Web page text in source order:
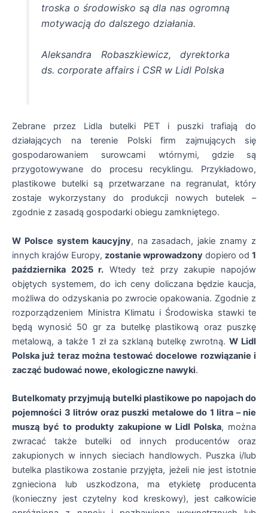
troska o środowisko są dla nas ogromną
motywacją do dalszego działania.
Aleksandra Robaszkiewicz, dyrektorka
ds. corporate affairs i CSR w Lidl Polska
Zebrane przez Lidla butelki PET i puszki trafiają do
działających na terenie Polski firm zajmujących się
gospodarowaniem surowcami wtórnymi, gdzie są
przygotowywane do procesu recyklingu. Przykładowo,
plastikowe butelki są przetwarzane na regranulat, który
zostaje wykorzystany do produkcji nowych butelek –
zgodnie z zasadą gospodarki obiegu zamkniętego.
W Polsce system kaucyjny, na zasadach, jakie znamy z
innych krajów Europy, zostanie wprowadzony dopiero od 1
października 2025 r. Wtedy też przy zakupie napojów
objętych systemem, do ich ceny doliczana będzie kaucja,
możliwa do odzyskania po zwrocie opakowania. Zgodnie z
rozporządzeniem Ministra Klimatu i Środowiska stawki te
będą wynosić 50 gr za butelkę plastikową oraz puszkę
metalową, a także 1 zł za szklaną butelkę zwrotną.W Lidl
Polska już teraz można testować docelowe rozwiązanie i
zacząć budować nowe, ekologiczne nawyki.
Butelkomaty przyjmują butelki plastikowe po napojach do
pojemności 3 litrów oraz puszki metalowe do 1 litra – nie
muszą być to produkty zakupione w Lidl Polska, można
zwracać także butelki od innych producentów oraz
zakupionych w innych sieciach handlowych. Puszka i/lub
butelka plastikowa zostanie przyjęta, jeżeli nie jest istotnie
zgnieciona lub uszkodzona, ma etykietę producenta
(konieczny jest czytelny kod kreskowy), jest całkowicie